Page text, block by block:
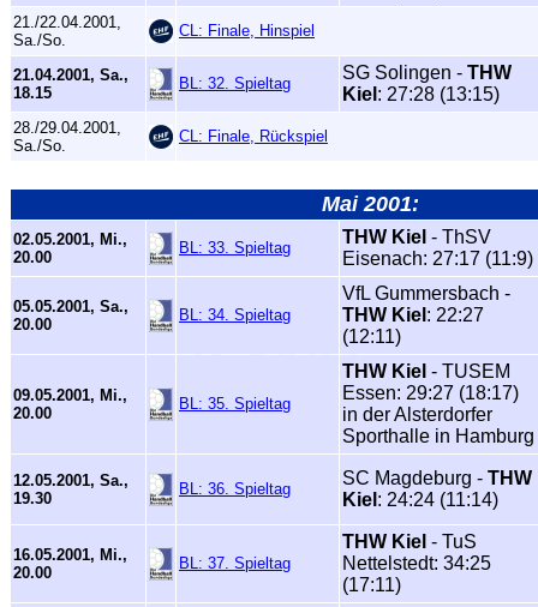
21./22.04.2001,
Sa./So.
CL: Finale, Hinspiel
21.04.2001, Sa.,
18.15
BL: 32. Spieltag
SG Solingen - THW
Kiel : 27:28 (13:15)
28./29.04.2001,
Sa./So.
CL: Finale, Rückspiel
Mai 2001:
02.05.2001, Mi.,
20.00
BL: 33. Spieltag
THW Kiel - ThSV
Eisenach: 27:17 (11:9)
05.05.2001, Sa.,
20.00
BL: 34. Spieltag
VfL Gummersbach -
THW Kiel : 22:27
(12:11)
09.05.2001, Mi.,
20.00
BL: 35. Spieltag
THW Kiel - TUSEM
Essen: 29:27 (18:17)
in der Alsterdorfer
Sporthalle in Hamburg
12.05.2001, Sa.,
19.30
BL: 36. Spieltag
SC Magdeburg - THW
Kiel : 24:24 (11:14)
16.05.2001, Mi.,
20.00
BL: 37. Spieltag
THW Kiel - TuS
Nettelstedt: 34:25
(17:11)